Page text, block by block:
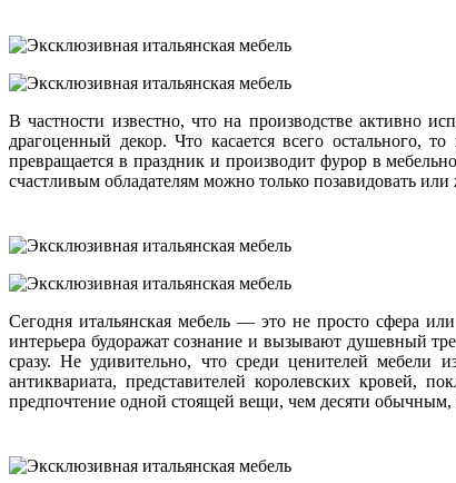
В частности известно, что на производстве активно
драгоценный декор. Что касается всего остального,
превращается в праздник и производит фурор в
счастливым обладателям можно только позавидовать
Сегодня итальянская мебель — это не просто сфера
интерьера будоражат сознание и вызывают душевный
сразу. Не удивительно, что среди ценителей
антиквариата, представителей королевских кровей,
предпочтение одной стоящей вещи, чем десяти обычным,